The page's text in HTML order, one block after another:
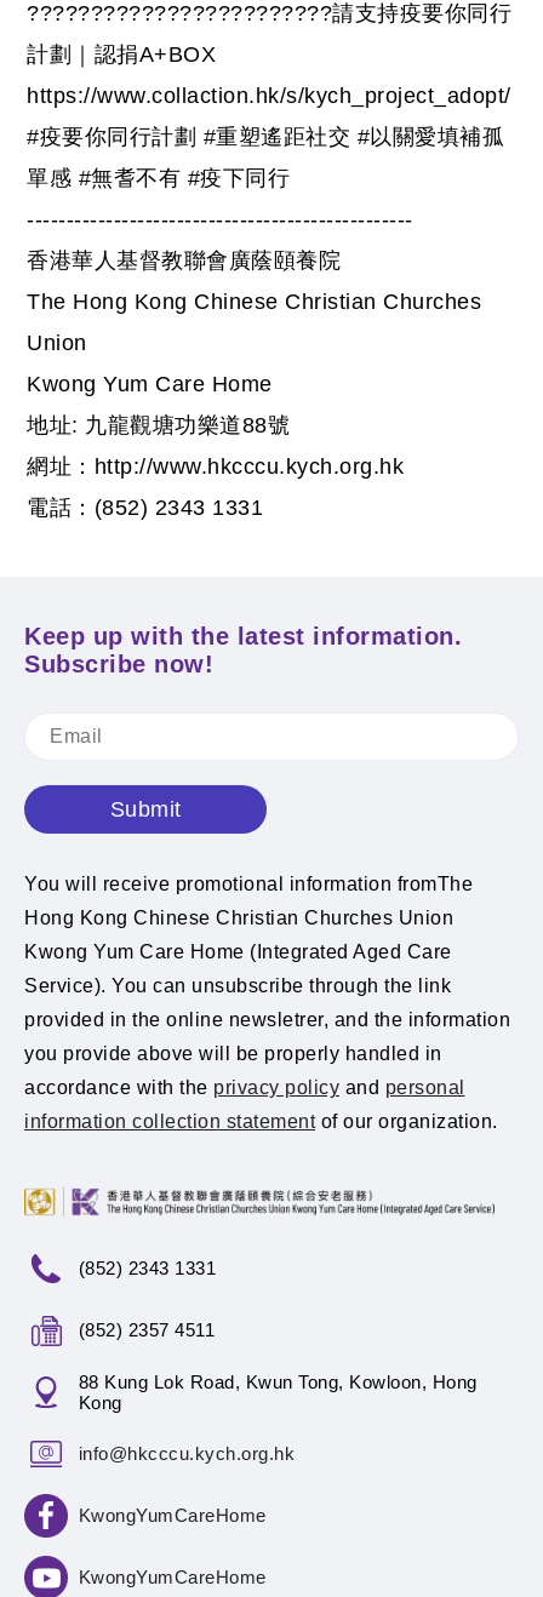
????‍????????‍????????????請支持疫要你同行
計劃｜認捐A+BOX
https://www.collaction.hk/s/kych_project_adopt/
#疫要你同行計劃 #重塑遙距社交 #以關愛填補孤
單感 #無耆不有 #疫下同行
-------------------------------------------------
香港華人基督教聯會廣蔭頤養院
The Hong Kong Chinese Christian Churches
Union
Kwong Yum Care Home
地址: 九龍觀塘功樂道88號
網址： http://www.hkcccu.kych.org.hk
電話：(852) 2343 1331
Keep up with the latest information.
Subscribe now!
Submit
You will receive promotional information fromThe
Hong Kong Chinese Christian Churches Union
Kwong Yum Care Home (Integrated Aged Care
Service). You can unsubscribe through the link
provided in the online newsletrer, and the information
you provide above will be properly handled in
accordance with the privacy policy and personal
information collection statementof our organization.
(852) 2343 1331
(852) 2357 4511
88 Kung Lok Road, Kwun Tong, Kowloon, Hong
Kong
info@hkcccu.kych.org.hk
KwongYumCareHome
KwongYumCareHome